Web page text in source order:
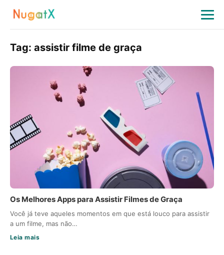
Tag: assistir filme de graça
Os Melhores Apps para Assistir Filmes de Graça
Você já teve aqueles momentos em que está louco para assistir
a um filme, mas não…
Leia mais